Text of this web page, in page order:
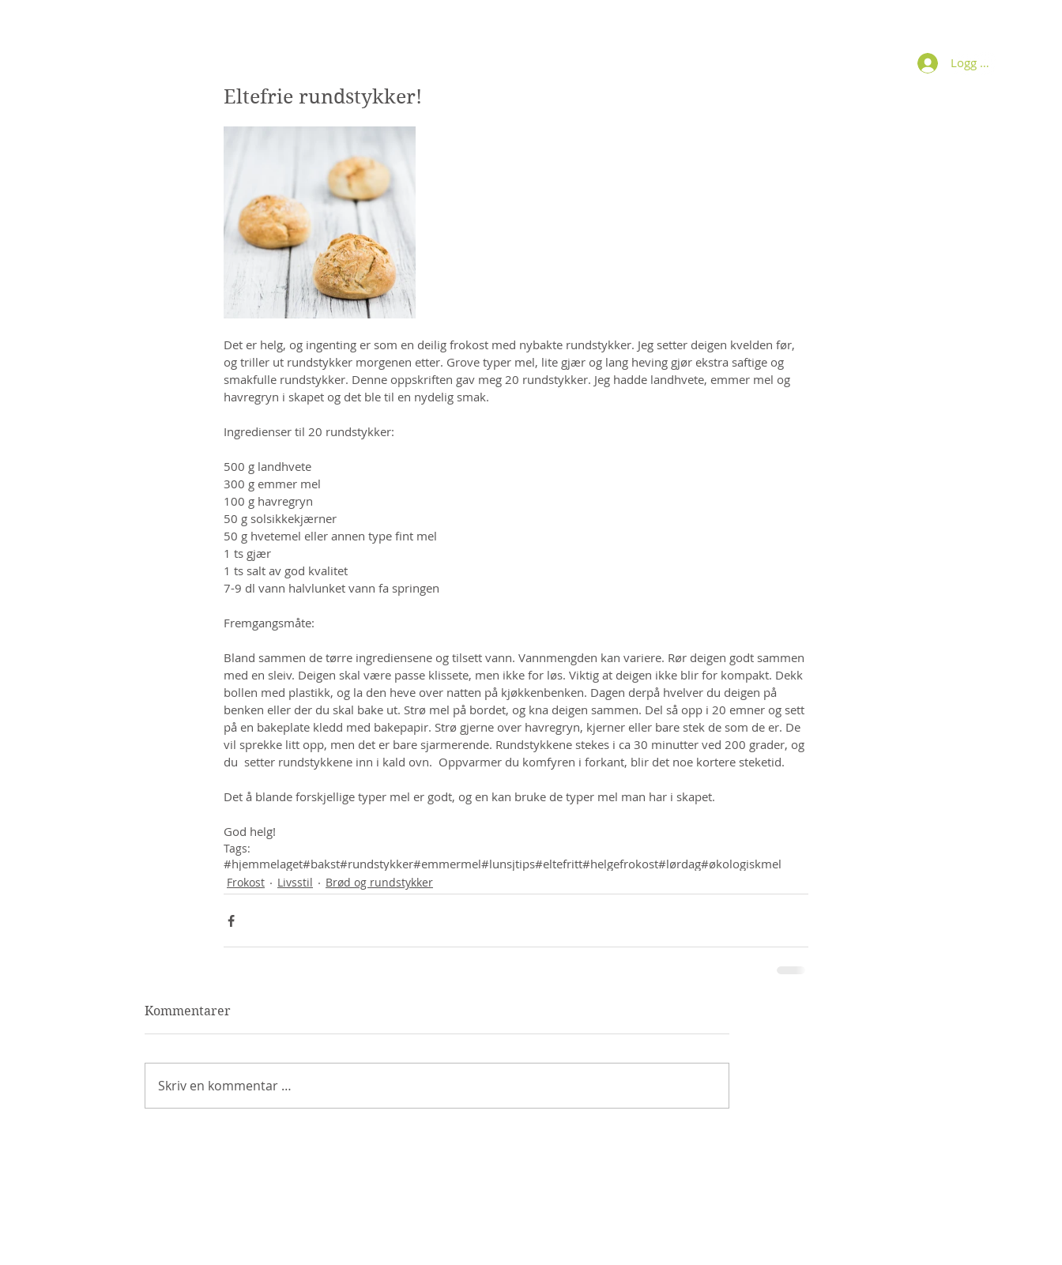
Logg inn
Eltefrie rundstykker!
Det er helg, og ingenting er som en deilig frokost med nybakte rundstykker. Jeg setter deigen kvelden før,
og triller ut rundstykker morgenen etter. Grove typer mel, lite gjær og lang heving gjør ekstra saftige og
smakfulle rundstykker. Denne oppskriften gav meg 20 rundstykker. Jeg hadde landhvete, emmer mel og
havregryn i skapet og det ble til en nydelig smak.
Ingredienser til 20 rundstykker:
500 g landhvete
300 g emmer mel
100 g havregryn
50 g solsikkekjærner
50 g hvetemel eller annen type fint mel
1 ts gjær
1 ts salt av god kvalitet
7-9 dl vann halvlunket vann fa springen
Fremgangsmåte:
Bland sammen de tørre ingrediensene og tilsett vann. Vannmengden kan variere. Rør deigen godt sammen
med en sleiv. Deigen skal være passe klissete, men ikke for løs. Viktig at deigen ikke blir for kompakt. Dekk
bollen med plastikk, og la den heve over natten på kjøkkenbenken. Dagen derpå hvelver du deigen på
benken eller der du skal bake ut. Strø mel på bordet, og kna deigen sammen. Del så opp i 20 emner og sett
på en bakeplate kledd med bakepapir. Strø gjerne over havregryn, kjerner eller bare stek de som de er. De
vil sprekke litt opp, men det er bare sjarmerende. Rundstykkene stekes i ca 30 minutter ved 200 grader, og
du  setter rundstykkene inn i kald ovn.  Oppvarmer du komfyren i forkant, blir det noe kortere steketid.
Det å blande forskjellige typer mel er godt, og en kan bruke de typer mel man har i skapet.
God helg!
Tags:
#hjemmelaget#bakst#rundstykker#emmermel#lunsjtips#eltefritt#helgefrokost#lørdag#økologiskmel
Frokost Livsstil Brød og rundstykker
Kommentarer
Skriv en kommentar …